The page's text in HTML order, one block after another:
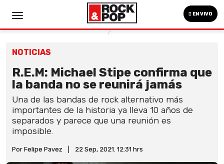
EN VIVO
NOTICIAS
R.E.M: Michael Stipe confirma que
la banda no se reunirá jamás
Una de las bandas de rock alternativo más
importantes de la historia ya lleva 10 años de
separados y parece que una reunión es
imposible.
Por Felipe Pavez 22 Sep, 2021. 12:31 hrs